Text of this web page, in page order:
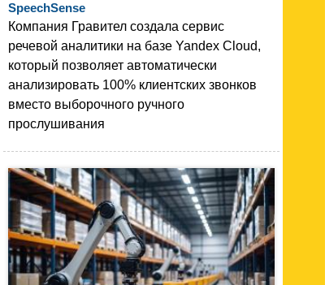
SpeechSense
Компания Гравител создала сервис
речевой аналитики на базе Yandex Cloud,
который позволяет автоматически
анализировать 100% клиентских звонков
вместо выборочного ручного
прослушивания